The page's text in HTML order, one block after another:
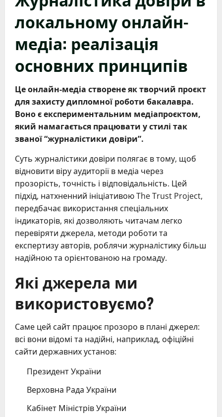
локальному онлайн-
медіа: реалізація
основних принципів
Це онлайн-медіа створене як творчий проєкт
для захисту дипломної роботи бакалавра.
Воно є експериментальним медіапроєктом,
який намагається працювати у стилі так
званої “журналістики довіри”.
Суть журналістики довіри полягає в тому, щоб
відновити віру аудиторії в медіа через
прозорість, точність і відповідальність. Цей
підхід, натхненний ініціативою The Trust Project,
передбачає використання спеціальних
індикаторів, які дозволяють читачам легко
перевіряти джерела, методи роботи та
експертизу авторів, роблячи журналістику більш
надійною та орієнтованою на громаду.
Які джерела ми
використовуємо?
Саме цей сайт працює прозоро в плані джерел:
всі вони відомі та надійні, наприклад, офіційні
сайти державних установ:
Президент України
Верховна Рада України
Кабінет Міністрів України